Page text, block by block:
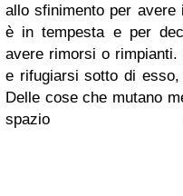
allo sfinimento per avere
è in tempesta e per
avere rimorsi o
e rifugiarsi sotto di esso,
Delle cose che mutano
spazio